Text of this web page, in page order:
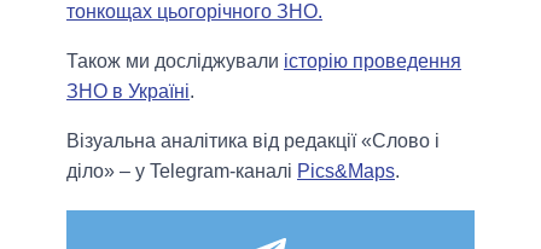
тонкощах цьогорічного ЗНО.
Також ми досліджували історію проведення
ЗНО в Україні.
Візуальна аналітика від редакції «Слово і
діло» – у Telegram-каналі Pics&Maps.